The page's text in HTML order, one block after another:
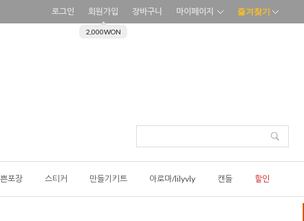
로그인 회원가입
2,000WON
장바구니 마이페이지 즐겨찾기
포장 스티커 만들기키트 아로마/lilyvly 캔들 할인